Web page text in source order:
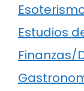
Estudios
Finanzas/